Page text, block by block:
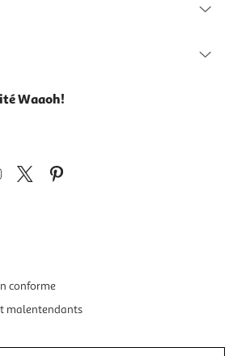
Waaoh!
conforme
malentendants